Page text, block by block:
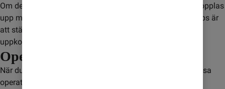
Om det inte finns en mobilmast i närheten kan mobilen kopplas
upp mot en satellit. Det kan leda till extra kostnader. Ett tips är
att stänga av dataanvändning för att inte riskera ofrivillig
uppkoppling.
Operatörer
När du är i Albanien så kopplas du upp mot någon av dessa
operatörer: